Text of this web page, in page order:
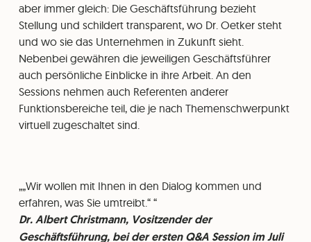
aber immer gleich: Die Geschäftsführung bezieht
Stellung und schildert transparent, wo Dr. Oetker steht
und wo sie das Unternehmen in Zukunft sieht.
Nebenbei gewähren die jeweiligen Geschäftsführer
auch persönliche Einblicke in ihre Arbeit. An den
Sessions nehmen auch Referenten anderer
Funktionsbereiche teil, die je nach Themenschwerpunkt
virtuell zugeschaltet sind.
„Wir wollen mit Ihnen in den Dialog kommen und
erfahren, was Sie umtreibt.“
Dr. Albert Christmann, Vositzender der
Geschäftsführung, bei der ersten Q&A Session im Juli